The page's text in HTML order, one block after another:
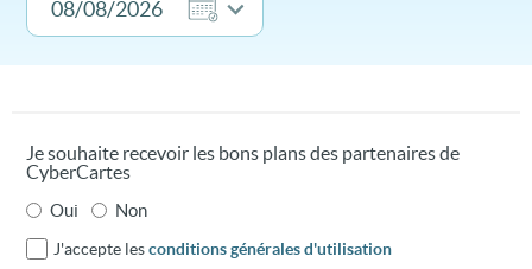
Je souhaite recevoir les bons plans des partenaires de
CyberCartes
Oui Non
J'accepte lesconditions générales d'utilisation